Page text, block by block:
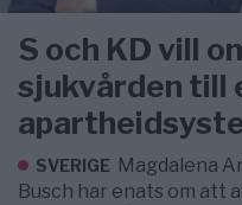
S och KD vill
sjukvården
SVERIGE Magdalena
Busch har enats om att